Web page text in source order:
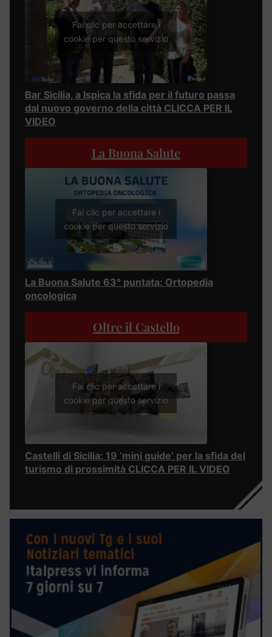
Fai clic per accettare i
cookie per questo servizio
Bar Sicilia, a Ispica la sfida per il futuro passa
dal nuovo governo della città CLICCA PER IL
VIDEO
La Buona Salute
Fai clic per accettare i
cookie per questo servizio
La Buona Salute 63° puntata: Ortopedia
oncologica
Oltre il Castello
Fai clic per accettare i
cookie per questo servizio
Castelli di Sicilia: 19 ‘mini guide’ per la sfida del
turismo di prossimità CLICCA PER IL VIDEO